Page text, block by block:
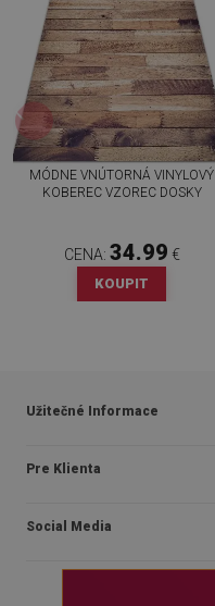
MÓDNE VNÚTORNÁ VINYLOVÝ
KOBEREC VZOREC DOSKY
CENA: 34.99 €
KOUPIT
Užitečné Informace
Obchodné podmienky
Často kladené otázky
Pre Klienta
O nás
Social Media